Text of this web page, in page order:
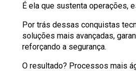
É ela que sustenta operações,
Por trás dessas conquistas
soluções mais avançadas,
reforçando a segurança.
O resultado? Processos mais